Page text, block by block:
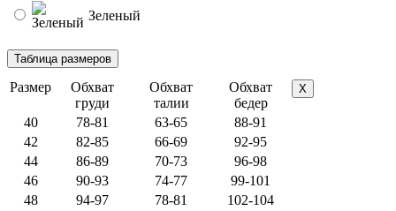
Зеленый
Размер
Обхват
груди
Обхват
талии
Обхват
бедер
X
40 78-81 63-65
88-91
42
82-85 66-69
92-95
44
86-89 70-73
96-98
46
90-93 74-77
99-101
48
94-97 78-81
102-104